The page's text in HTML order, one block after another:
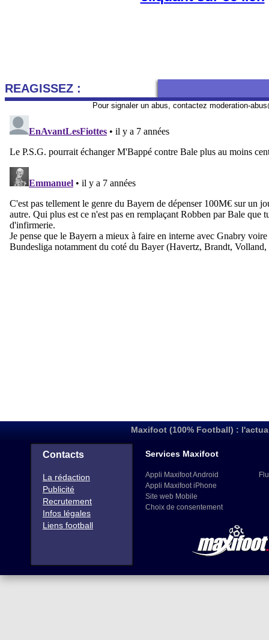
REAGISSEZ :
Pour signaler un abus, contactez moderation-
Maxifoot (100% Football) :
Contacts
La rédaction
Publicité
Recrutement
Infos légales
Liens football
Services Maxifoot
Appli Maxifoot Android
Appli Maxifoot iPhone
Site web Mobile
Choix de consentement